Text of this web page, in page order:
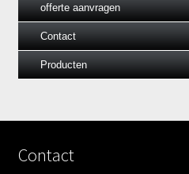
offerte aanvragen
Contact
Producten
Contact